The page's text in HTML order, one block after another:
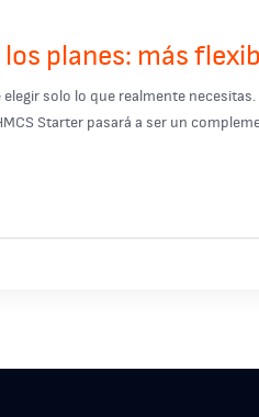
planes: más
solo lo que realmente
Starter pasará a ser un